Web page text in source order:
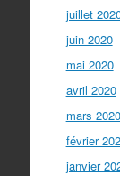
juillet
juin 2020
mai 2020
avril 2020
mars 2020
février
janvier